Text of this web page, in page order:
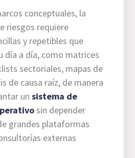
conceptuales, la
riesgos requiere
y repetibles que
día a día, como matrices
sectoriales, mapas de
de causa raíz, de manera
un sistema de
sin depender
grandes plataformas
externas